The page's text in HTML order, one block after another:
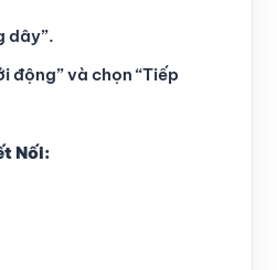
dây”.
động” và chọn “Tiếp
Nối: